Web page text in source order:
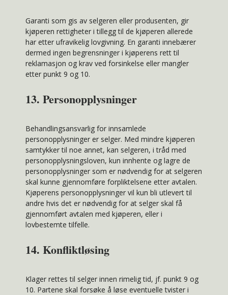
Garanti som gis av selgeren eller produsenten, gir
kjøperen rettigheter i tillegg til de kjøperen allerede
har etter ufravikelig lovgivning. En garanti innebærer
dermed ingen begrensninger i kjøperens rett til
reklamasjon og krav ved forsinkelse eller mangler
etter punkt 9 og 10.
13. Personopplysninger
Behandlingsansvarlig for innsamlede
personopplysninger er selger. Med mindre kjøperen
samtykker til noe annet, kan selgeren, i tråd med
personopplysningsloven, kun innhente og lagre de
personopplysninger som er nødvendig for at selgeren
skal kunne gjennomføre forpliktelsene etter avtalen.
Kjøperens personopplysninger vil kun bli utlevert til
andre hvis det er nødvendig for at selger skal få
gjennomført avtalen med kjøperen, eller i
lovbestemte tilfelle.
14. Konfliktløsing
Klager rettes til selger innen rimelig tid, jf. punkt 9 og
10. Partene skal forsøke å løse eventuelle tvister i